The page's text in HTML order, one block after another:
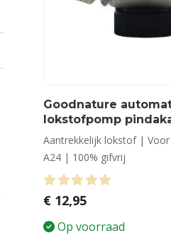
Goodnature
lokstofpomp
Aantrekkelijk lokstof |
A24 | 100% gifvrij
0 out of 5
€ 12,95
Op voorraad